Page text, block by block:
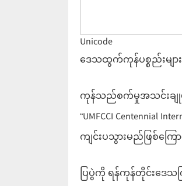
Unicode
ဒေသထွက်ကုန်ပစ္စည်းမျ
ကုန်သည်စက်မှုအသင်းချုပ်
“UMFCCI
ကျင်းပသွားမည်ဖြစ်ကြ
ပြပွဲကို ရန်ကုန်တိုင်းဒေသက